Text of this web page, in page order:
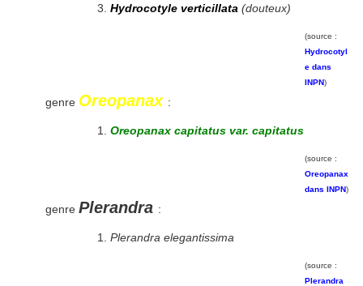
Hydrocotyle verticillata (douteux)
(source :
Hydrocotyl
e dans
INPN)
genre Oreopanax :
Oreopanax capitatus var. capitatus
(source :
Oreopanax
dans INPN)
genre Plerandra :
Plerandra elegantissima
(source :
Plerandra